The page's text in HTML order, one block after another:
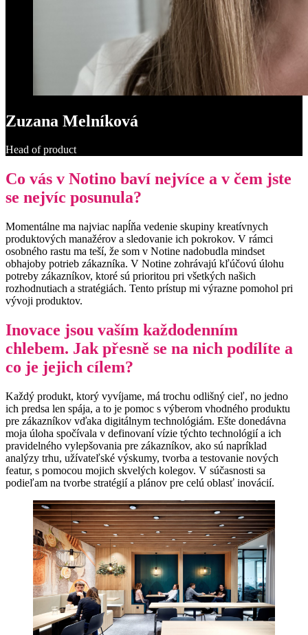
Zuzana Melníková
Head of product
Co vás v Notino baví nejvíce a v čem jste
se nejvíc posunula?
Momentálne ma najviac napĺňa vedenie skupiny kreatívnych
produktových manažérov a sledovanie ich pokrokov. V rámci
osobného rastu ma teší, že som v Notine nadobudla mindset
obhajoby potrieb zákazníka. V Notine zohrávajú kľúčovú úlohu
potreby zákazníkov, ktoré sú prioritou pri všetkých našich
rozhodnutiach a stratégiách. Tento prístup mi výrazne pomohol pri
vývoji produktov.
Inovace jsou vaším každodenním
chlebem. Jak přesně se na nich podílíte a
co je jejich cílem?
Každý produkt, ktorý vyvíjame, má trochu odlišný cieľ, no jedno
ich predsa len spája, a to je pomoc s výberom vhodného produktu
pre zákazníkov vďaka digitálnym technológiám. Ešte donedávna
moja úloha spočívala v definovaní vízie týchto technológií a ich
pravidelného vylepšovania pre zákazníkov, ako sú napríklad
analýzy trhu, užívateľské výskumy, tvorba a testovanie nových
featur, s pomocou mojich skvelých kolegov. V súčasnosti sa
podieľam na tvorbe stratégií a plánov pre celú oblasť inovácií.